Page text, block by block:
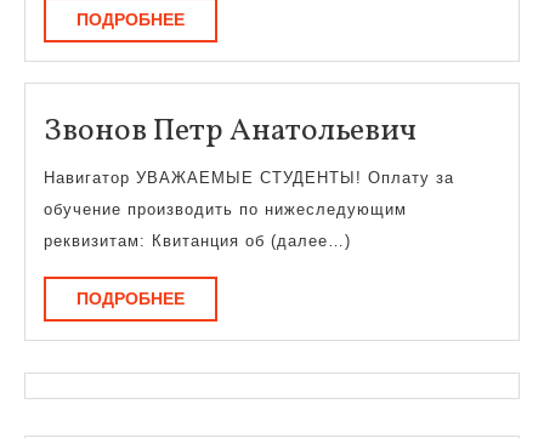
политике
ПОДРОБНЕЕПОДРОБНЕЕ
Звонов Петр Анатольевич
Петр
Навигатор УВАЖАЕМЫЕ СТУДЕНТЫ! Оплату за
обучение производить по нижеследующим
реквизитам: Квитанция об (далее…)
ПОДРОБНЕЕПОДРОБНЕЕ